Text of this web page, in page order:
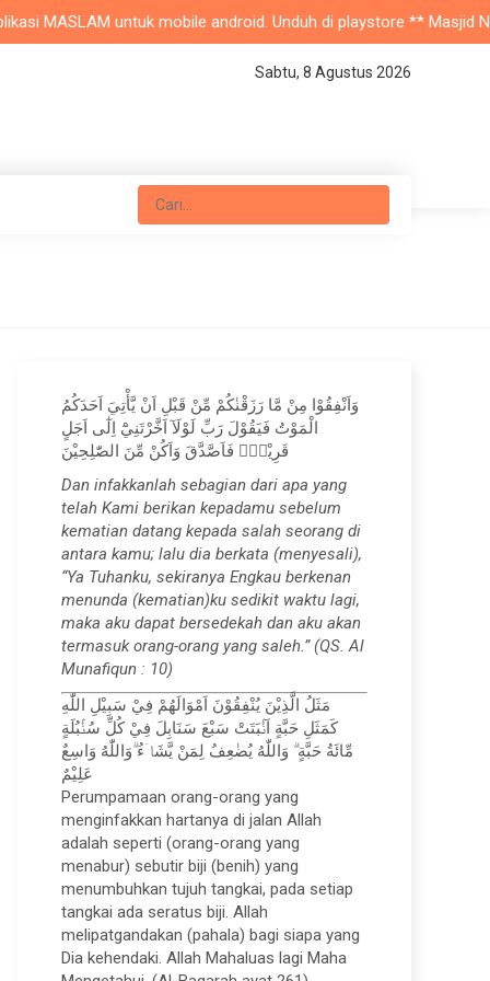
untuk mobile android. Unduh di playstore ** Masjid Nurul
Sabtu, 8 Agustus 2026
وَاَنْفِقُوْا مِنْ مَّا رَزَقْنٰكُمْ مِّنْ قَبْلِ اَنْ يَّأْتِيَ اَحَدَكُمُ
الْمَوْتُ فَيَقُوْلَ رَبِّ لَوْلَآ اَخَّرْتَنِيْٓ اِلٰٓى اَجَلٍ
قَرِيْبٍۚ فَاَصَّدَّقَ وَاَكُنْ مِّنَ الصّٰلِحِيْنَ
Dan infakkanlah sebagian dari apa yang
telah Kami berikan kepadamu sebelum
kematian datang kepada salah seorang di
antara kamu; lalu dia berkata (menyesali),
“Ya Tuhanku, sekiranya Engkau berkenan
menunda (kematian)ku sedikit waktu lagi,
maka aku dapat bersedekah dan aku akan
termasuk orang-orang yang saleh.” (QS. Al
Munafiqun : 10)
مَثَلُ الَّذِيْنَ يُنْفِقُوْنَ اَمْوَالَهُمْ فِيْ سَبِيْلِ اللّٰهِ
كَمَثَلِ حَبَّةٍ اَنْۢبَتَتْ سَبْعَ سَنَابِلَ فِيْ كُلِّ سُنْۢبُلَةٍ
مِّائَةُ حَبَّةٍ ۗ وَاللّٰهُ يُضٰعِفُ لِمَنْ يَّشَاۤءُ ۗوَاللّٰهُ وَاسِعٌ
عَلِيْمٌ
Perumpamaan orang-orang yang
menginfakkan hartanya di jalan Allah
adalah seperti (orang-orang yang
menabur) sebutir biji (benih) yang
menumbuhkan tujuh tangkai, pada setiap
tangkai ada seratus biji. Allah
melipatgandakan (pahala) bagi siapa yang
Dia kehendaki. Allah Mahaluas lagi Maha